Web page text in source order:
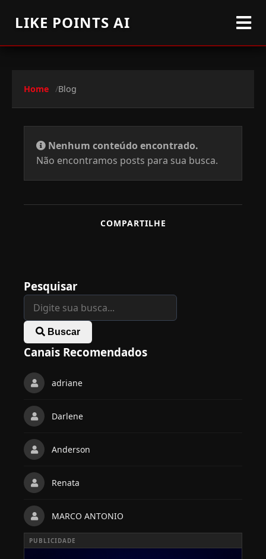
LIKE POINTS AI
Home Blog
Nenhum conteúdo encontrado.
Não encontramos posts para sua busca.
COMPARTILHE
Pesquisar
Buscar
Canais Recomendados
adriane
Darlene
Anderson
Renata
MARCO ANTONIO
PUBLICIDADE